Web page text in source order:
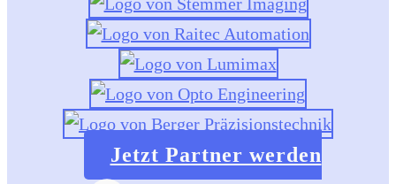
Jetzt Partner werden